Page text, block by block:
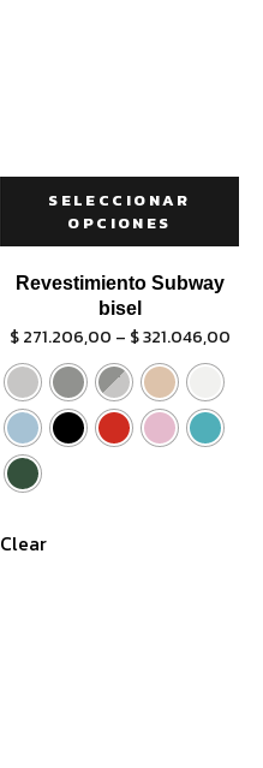
SELECCIONAR
OPCIONES
Revestimiento Subway
bisel
$271.206,00 – $321.046,00
Clear